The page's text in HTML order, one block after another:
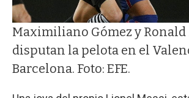
Maximiliano Gómez y
disputan la pelota en el
Barcelona. Foto: EFE.